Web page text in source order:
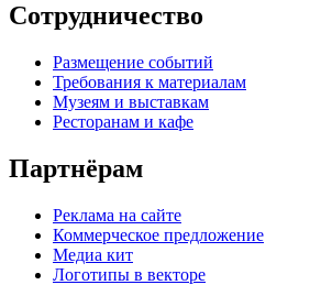
Сотрудничество
Размещение событий
Требования к материалам
Музеям и выставкам
Ресторанам и кафе
Партнёрам
Реклама на сайте
Коммерческое предложение
Медиа кит
Логотипы в векторе